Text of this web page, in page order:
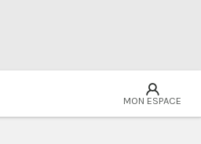
MON ESPACE